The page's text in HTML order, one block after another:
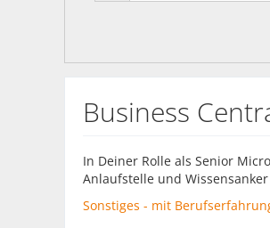
Business
In Deiner Rolle als Senior
Anlaufstelle und
Sonstiges - mit